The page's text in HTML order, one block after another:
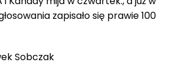
zapisało się prawie 100
Sobczak